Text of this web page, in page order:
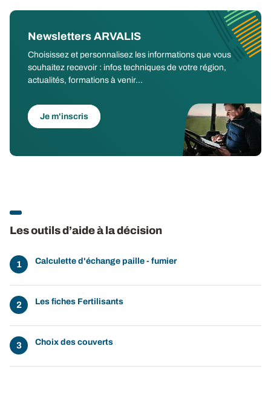
Newsletters ARVALIS
Choisissez et personnalisez les informations que vous
souhaitez recevoir : infos techniques de votre région,
actualités, formations à venir...
Je m'inscris
Les outils d’aide à la décision
Calculette d'échange paille - fumier
Les fiches Fertilisants
Choix des couverts